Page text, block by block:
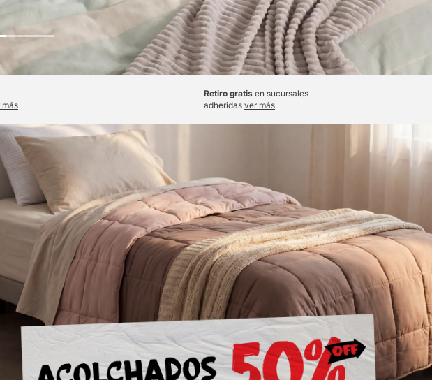
más
Retiro gratis en sucursales
adheridasver más